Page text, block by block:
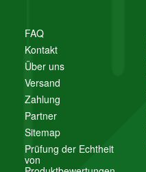
FAQ
Kontakt
Über uns
Versand
Zahlung
Partner
Sitemap
Prüfung der Echtheit
von